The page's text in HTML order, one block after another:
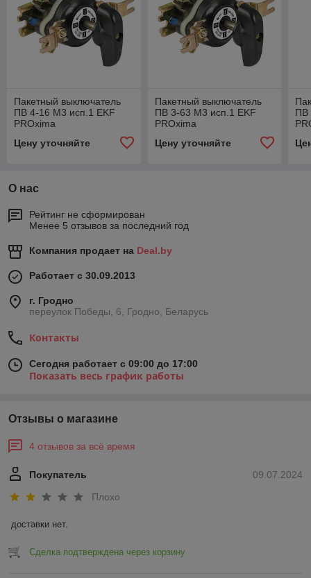
Пакетный выключатель
ПВ 4-16 М3 исп.1 EKF
PROxima
Цену уточняйте
Пакетный выключатель
ПВ 3-63 М3 исп.1 EKF
PROxima
Цену уточняйте
ПВ
О нас
Рейтинг не сформирован
Менее 5 отзывов за последний год
Компания продает на Deal.by
Работает с 30.09.2013
г. Гродно
переулок Победы, 6, Гродно, Беларусь
Контакты
Сегодня работает с 09:00 до 17:00
Показать весь график работы
Отзывы о магазине
4 отзывов за всё время
09.07.2024
Покупатель
Плохо
доставки нет.
Сделка подтверждена через корзину